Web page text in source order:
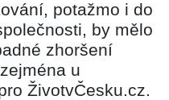
potažmo i do
by mělo
zhoršení
u
ŽivotvČesku.cz.